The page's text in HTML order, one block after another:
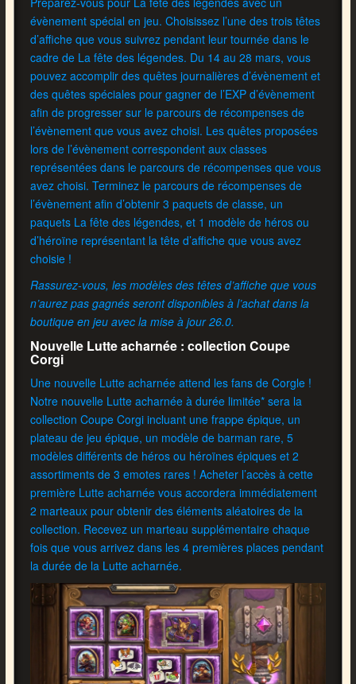
évènement spécial en jeu. Choisissez l’une des trois têtes
d’affiche que vous suivrez pendant leur tournée dans le
cadre de La fête des légendes. Du 14 au 28 mars, vous
pouvez accomplir des quêtes journalières d’évènement et
des quêtes spéciales pour gagner de l’EXP d’évènement
afin de progresser sur le parcours de récompenses de
l’évènement que vous avez choisi. Les quêtes proposées
lors de l’évènement correspondent aux classes
représentées dans le parcours de récompenses que vous
avez choisi. Terminez le parcours de récompenses de
l’évènement afin d’obtenir 3 paquets de classe, un
paquets La fête des légendes, et 1 modèle de héros ou
d’héroïne représentant la tête d’affiche que vous avez
choisie !
Rassurez-vous, les modèles des têtes d’affiche que vous
n’aurez pas gagnés seront disponibles à l’achat dans la
boutique en jeu avec la mise à jour 26.0.
Nouvelle Lutte acharnée : collection Coupe
Corgi
Une nouvelle Lutte acharnée attend les fans de Corgle !
Notre nouvelle Lutte acharnée à durée limitée* sera la
collection Coupe Corgi incluant une frappe épique, un
plateau de jeu épique, un modèle de barman rare, 5
modèles différents de héros ou héroïnes épiques et 2
assortiments de 3 emotes rares ! Acheter l’accès à cette
première Lutte acharnée vous accordera immédiatement
2 marteaux pour obtenir des éléments aléatoires de la
collection. Recevez un marteau supplémentaire chaque
fois que vous arrivez dans les 4 premières places pendant
la durée de la Lutte acharnée.